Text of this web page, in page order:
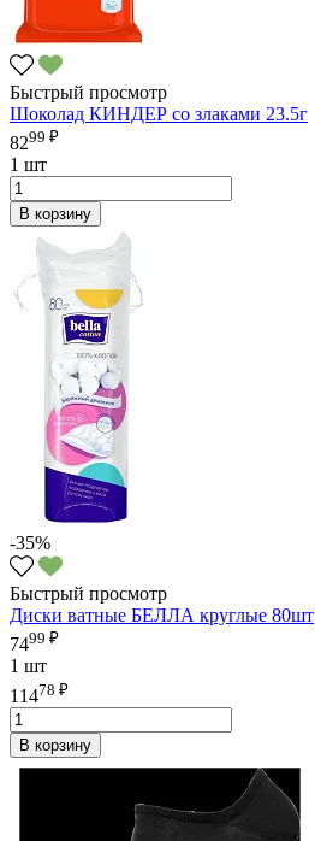
Быстрый просмотр
Шоколад КИНДЕР со злаками 23.5г
8299 ₽
1 шт
В корзину
-35%
Быстрый просмотр
Диски ватные БЕЛЛА круглые 80шт
7499 ₽
1 шт
11478 ₽
В корзину